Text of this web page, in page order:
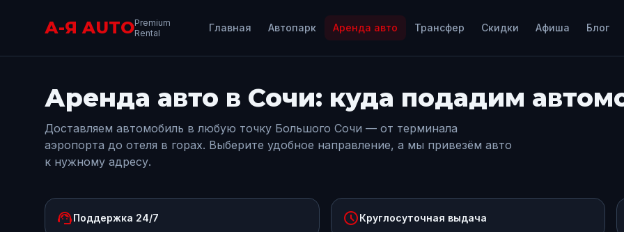
А-Я AUTOPremium
Rental
Главная Автопарк Аренда авто Трансфер Скидки Афиша Блог
Аренда авто в Сочи: куда подадим
Доставляем автомобиль в любую точку Большого Сочи — от терминала
аэропорта до отеля в горах. Выберите удобное направление, а мы привезём авто
к нужному адресу.
support_agentПоддержка 24/7 scheduleКруглосуточная выдача